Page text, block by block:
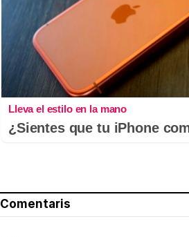
Lleva el estilo en la mano
¿Sientes que tu iPhone
Comentaris